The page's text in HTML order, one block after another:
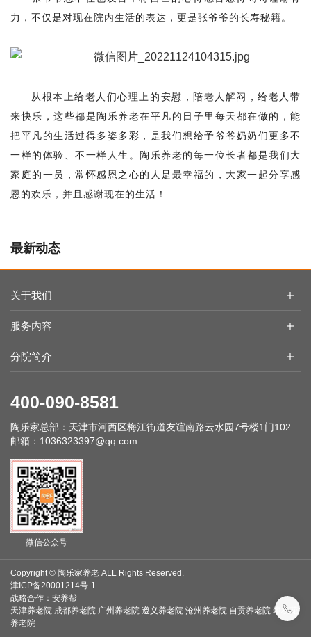
感恩节是一项愉快的庆祝活动，是一个家庭团聚的日子，
自然是少不了院里的“保留节目”大合唱。孟院长带着全院长者们
一起歌唱，大家融入这热闹的气氛中，跟随着音乐舞动了起
来，现场温馨和谐，将活动推向了高潮。
出自己手写的感恩节感言，现场一字一句的表达对工作人员的
张爷爷忍不住也发言，将自己的心得感言念得句句铿锵有
从根本上给老人们心理上的安慰，陪老人解闷，给老人带
来快乐，这些都是陶乐养老在平凡的日子里每天都在做的，能
把平凡的生活过得多姿多彩，是我们想给予爷爷奶奶们更多不
家庭的一员，常怀感恩之心的人是最幸福的，大家一起分享感
恩的欢乐，并且感谢现在的生活！